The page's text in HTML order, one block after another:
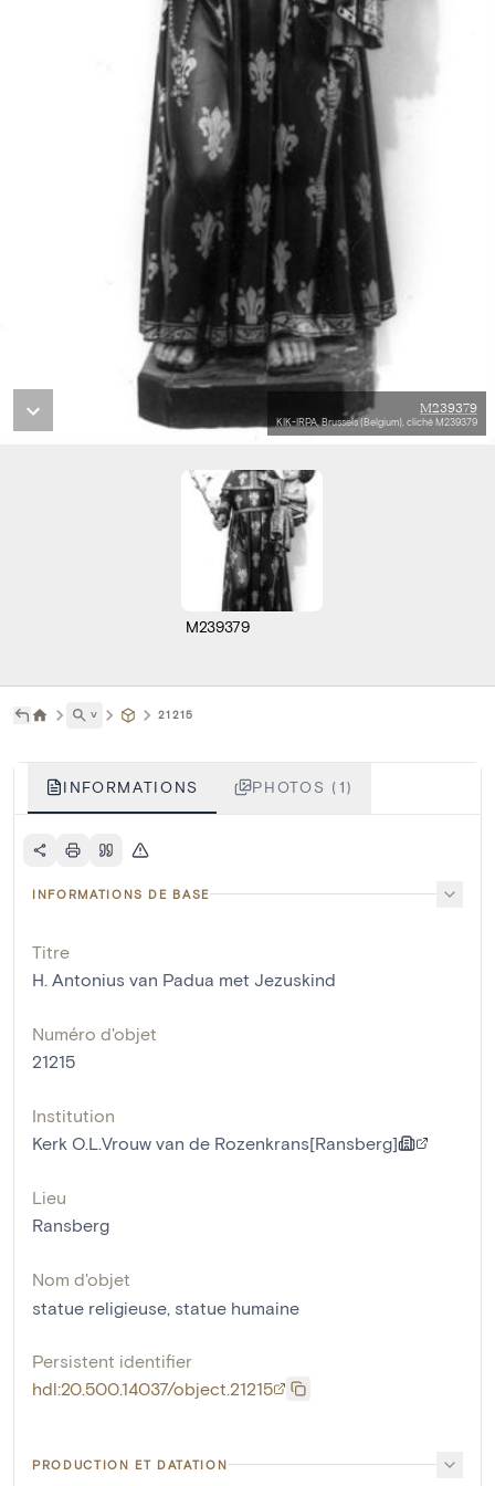
M239379
KIK-IRPA, Brussels (Belgium), cliché M239379
M239379
˅ 21215
INFORMATIONS PHOTOS (1)
INFORMATIONS DE BASE
Titre
H. Antonius van Padua met Jezuskind
Numéro d'objet
21215
Institution
Kerk O.L.Vrouw van de Rozenkrans[Ransberg]
Lieu
Ransberg
Nom d'objet
statue religieuse, statue humaine
Persistent identifier
hdl:20.500.14037/object.21215
PRODUCTION ET DATATION